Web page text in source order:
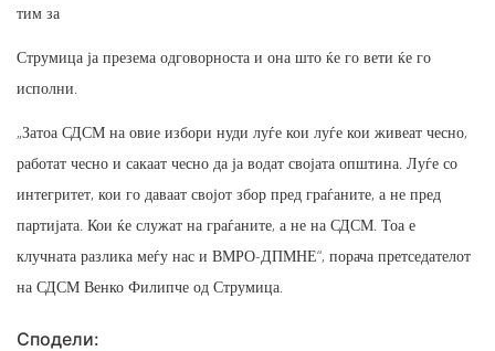
тим за
Струмица ја презема одговорноста и она што ќе го вети ќе го
исполни.
„Затоа СДСМ на овие избори нуди луѓе кои луѓе кои живеат чесно,
работат чесно и сакаат чесно да ја водат својата општина. Луѓе со
интегритет, кои го даваат својот збор пред граѓаните, а не пред
партијата. Кои ќе служат на граѓаните, а не на СДСМ. Тоа е
клучната разлика меѓу нас и ВМРО-ДПМНЕ“, порача претседателот
на СДСМ Венко Филипче од Струмица.
Сподели: